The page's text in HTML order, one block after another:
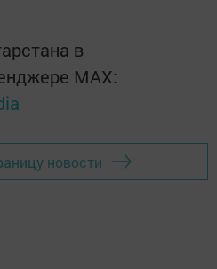
в
MАХ:
новости